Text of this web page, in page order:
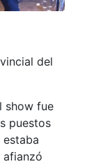
del
show fue
puestos